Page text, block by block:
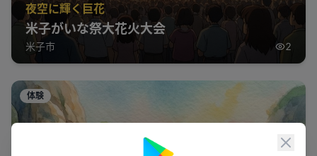
閉じ
夜空に輝く巨花
米子がいな祭大花火大会
米子市 2
体験